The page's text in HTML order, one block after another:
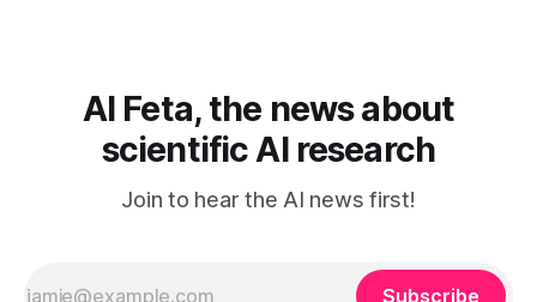
AI Feta, the news about
scientific AI research
Join to hear the AI news first!
Subscribe